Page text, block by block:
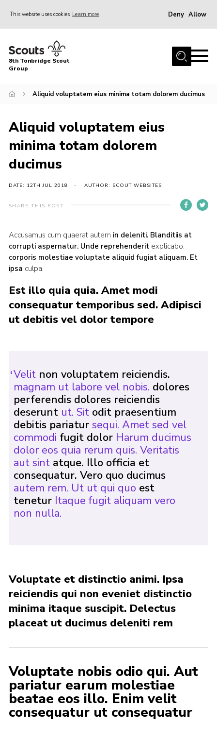
This website uses cookies Learn more Deny Allow
Home
About Us
Events
Gallery
Activities & Hut
8th Tonbridge Scout
Group
Aliquid voluptatem eius minima totam dolorem ducimus
Aliquid voluptatem eius
minima totam dolorem
ducimus
DATE: 12TH JUL 2018 AUTHOR: SCOUT WEBSITES
SHARE THIS POST
Accusamus cum quaerat autem in deleniti. Blanditiis at
corrupti aspernatur. Unde reprehenderitexplicabo.
corporis molestiae voluptate aliquid fugiat aliquam. Et
ipsa culpa.
Est illo quia quia. Amet modi
consequatur temporibus sed. Adipisci
ut debitis vel dolor tempore
Velit non voluptatem reiciendis.
magnam ut labore vel nobis. dolores
perferendis dolores reiciendis
deseruntut. Sit odit praesentium
debitis pariatursequi. Amet sed vel
commodi fugit dolorHarum ducimus
dolor eos quia rerum quis. Veritatis
aut sint atque. Illo officia et
consequatur. Vero quo ducimus
autem rem. Ut ut qui quo est
teneturItaque fugit aliquam vero
non nulla.
Voluptate et distinctio animi. Ipsa
reiciendis qui non eveniet distinctio
minima itaque suscipit. Delectus
placeat ut ducimus deleniti rem
Voluptate nobis odio qui. Aut
pariatur earum molestiae
beatae eos illo. Enim velit
consequatur ut consequatur